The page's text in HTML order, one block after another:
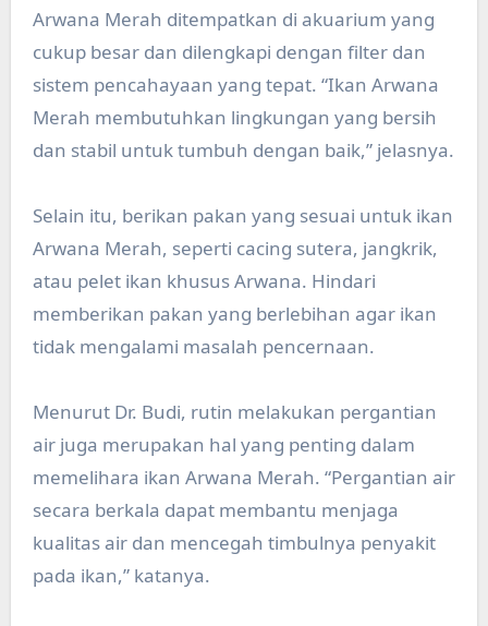
Arwana Merah ditempatkan di akuarium yang
cukup besar dan dilengkapi dengan filter dan
sistem pencahayaan yang tepat. “Ikan Arwana
Merah membutuhkan lingkungan yang bersih
dan stabil untuk tumbuh dengan baik,” jelasnya.
Selain itu, berikan pakan yang sesuai untuk ikan
Arwana Merah, seperti cacing sutera, jangkrik,
atau pelet ikan khusus Arwana. Hindari
memberikan pakan yang berlebihan agar ikan
tidak mengalami masalah pencernaan.
Menurut Dr. Budi, rutin melakukan pergantian
air juga merupakan hal yang penting dalam
memelihara ikan Arwana Merah. “Pergantian air
secara berkala dapat membantu menjaga
kualitas air dan mencegah timbulnya penyakit
pada ikan,” katanya.